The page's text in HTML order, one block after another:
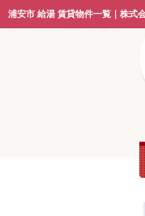
浦安市 給湯 賃貸物件一覧｜株式